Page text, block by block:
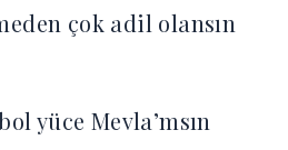
çok adil olansın
yüce Mevla’msın